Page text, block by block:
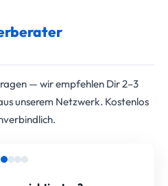
— wir empfehlen Dir 2–3
unserem Netzwerk. Kostenlos